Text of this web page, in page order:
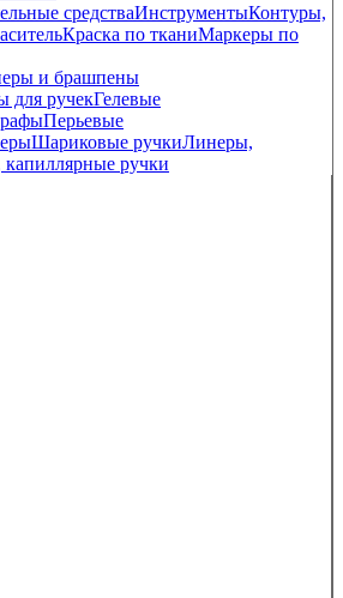
средстваИнструментыКонтуры,
Краска по тканиМаркеры по
и брашпены
для ручекГелевые
Перьевые
Шариковые ручкиЛинеры,
ручки